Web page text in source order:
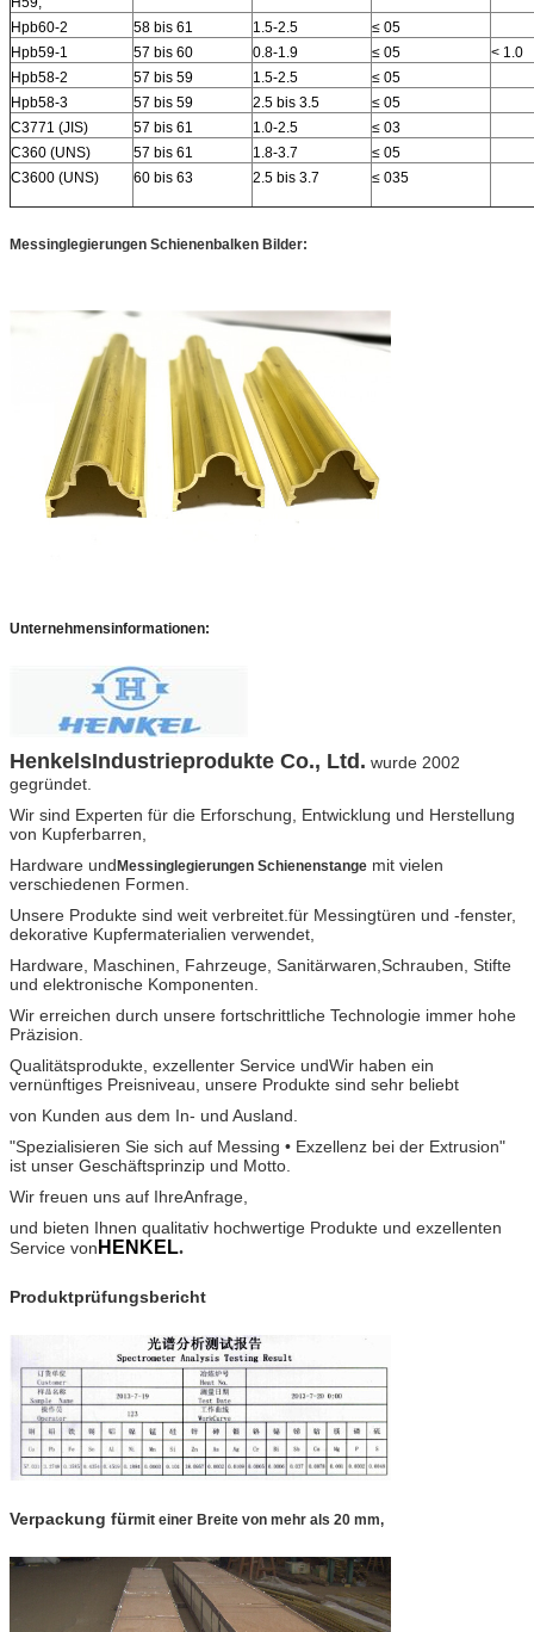
Hpb60-2 58 bis 61 1.5-2.5
≤ 05
Hpb59-1
57 bis 60 0.8-1.9 ≤ 05
< 1.0
Hpb58-2
57 bis 59 1.5-2.5
≤ 05
Hpb58-3
57 bis 59 2.5 bis 3.5
≤ 05
C3771 (JIS)
57 bis 61 1.0-2.5
≤ 03
C360 (UNS)
57 bis 61 1.8-3.7
≤ 05
C3600 (UNS)
60 bis 63 2.5 bis 3.7 ≤ 035
Messinglegierungen Schienenbalken Bilder:
Unternehmensinformationen:
HenkelsIndustrieprodukte Co., Ltd. wurde 2002
gegründet.
Wir sind Experten für die Erforschung, Entwicklung und Herstellung
von Kupferbarren,
Hardware undMessinglegierungen Schienenstange mit vielen
verschiedenen Formen.
Unsere Produkte sind weit verbreitet. für Messingtüren und -fenster,
dekorative Kupfermaterialien verwendet,
Hardware, Maschinen, Fahrzeuge, Sanitärwaren, Schrauben, Stifte
und elektronische Komponenten.
Wir erreichen durch unsere fortschrittliche Technologie immer hohe
Präzision.
Qualitätsprodukte, exzellenter Service undWir haben ein
vernünftiges Preisniveau, unsere Produkte sind sehr beliebt
von Kunden aus dem In- und Ausland.
"Spezialisieren Sie sich auf Messing • Exzellenz bei der Extrusion"
ist unser Geschäftsprinzip und Motto.
Wir freuen uns auf IhreAnfrage,
und bieten Ihnen qualitativ hochwertige Produkte und exzellenten
Service von HENKEL.
Produktprüfungsbericht
Verpackung fürmit einer Breite von mehr als 20 mm,